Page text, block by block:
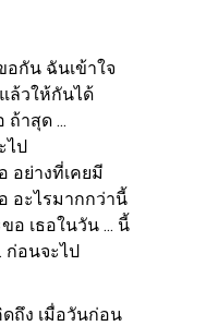
อกัน ฉันเข้าใจ
ล้วให้กันได้
ถ้าสุด ...
ไป
อย่างที่เคยมี
อะไรมากกว่านี้
ขอ เธอในวัน ... นี้
ก่อนจะไป
ดถึง เมื่อวันก่อน